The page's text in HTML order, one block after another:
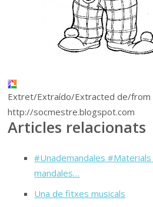
Extret/Extraído/Extracted de/from
http://socmestre.blogspot.com
Articles relacionats
#Unademandales
mandales…
Una de fitxes musicals